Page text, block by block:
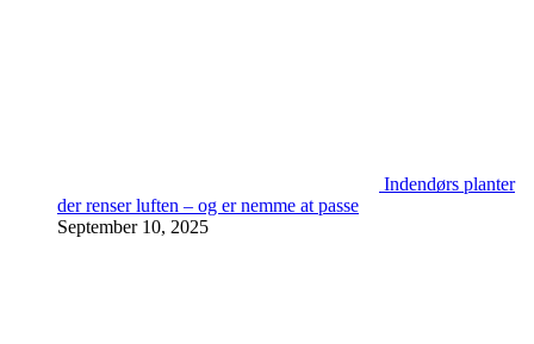
Indendørs planter
der renser luften – og er nemme at passe
September 10, 2025